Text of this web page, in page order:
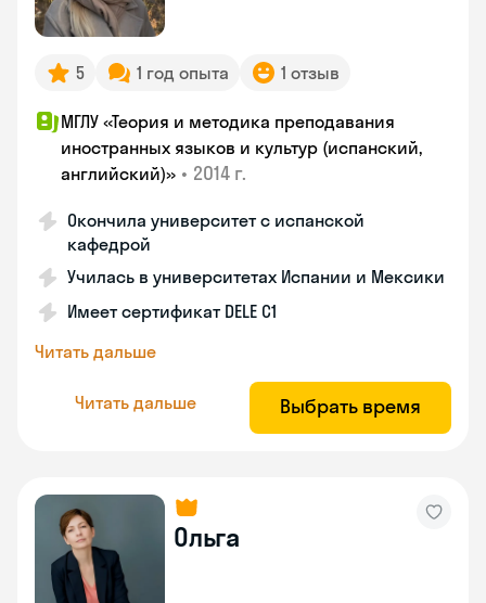
5 1 год опыта 1 отзыв
МГЛУ «Теория и методика преподавания
иностранных языков и культур (испанский,
английский)» • 2014 г.
Окончила университет с испанской
кафедрой
Училась в университетах Испании и Мексики
Имеет сертификат DELE C1
Читать дальше
Читать дальше Выбрать время
Ольга